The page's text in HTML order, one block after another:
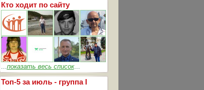
Кто ходит по сайту
...показать весь список...
Топ-5 за июль - группа I